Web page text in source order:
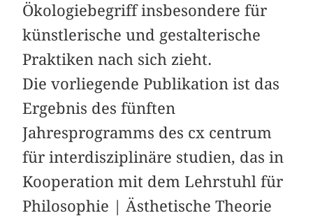
Ökologiebegriff insbesondere für
künstlerische und ­gestalterische
Praktiken nach sich zieht.
Die vorliegende Publikation ist das
Ergebnis des fünften
Jahresprogramms des cx centrum
für interdisziplinäre studien, das in
Kooperation mit dem Lehrstuhl für
Philosophie | Ästhetische Theorie